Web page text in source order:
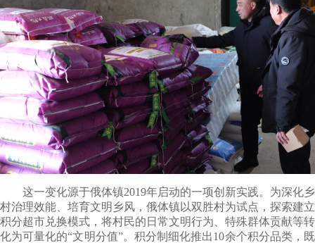
这一变化源于俄体镇2019年启动的一项创新实践。为深化乡
村治理效能、培育文明乡风，俄体镇以双胜村为试点，探索建立
积分超市兑换模式，将村民的日常文明行为、特殊群体贡献等转
化为可量化的“文明分值”。积分制细化推出10余个积分品类，既